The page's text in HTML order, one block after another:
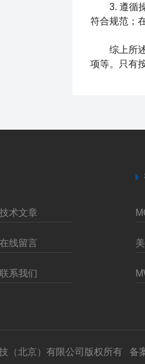
3. 遵循
符合规范；
综上所述
项等。只有
技术文章
在线留言
联系我们
（北京）有限公司版权所有 备